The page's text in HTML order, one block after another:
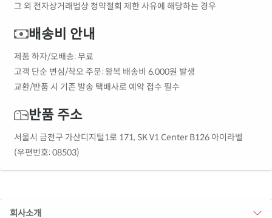
그 외 전자상거래법상 청약철회 제한 사유에 해당하는 경우
배송비 안내
제품 하자/오배송: 무료
고객 단순 변심/착오 주문: 왕복 배송비 6,000원 발생
교환/반품 시 기존 발송 택배사로 예약 접수 필수
반품 주소
서울시 금천구 가산디지털1로 171, SK V1 Center B126 아이라벨
(우편번호: 08503)
회사소개